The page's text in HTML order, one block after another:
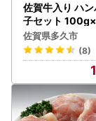
佐賀牛入り ハ
子セット
×6個 _b-310
佐賀県多久市
(8)